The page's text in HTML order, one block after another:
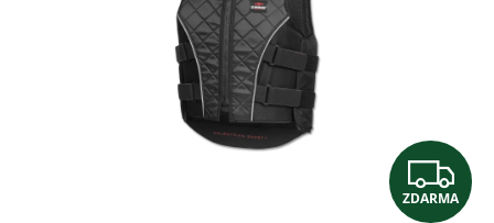
Z
ZDARMA